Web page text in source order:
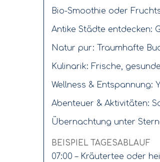
Bio-Smoothie oder
Antike Städte entdecken:
Natur pur: Traumhafte
Kulinarik: Frische,
Wellness & Entspannung:
Abenteuer & Aktivitäten:
Übernachtung unter
BEISPIEL TAGESABLAUF
07:00 – Kräutertee oder